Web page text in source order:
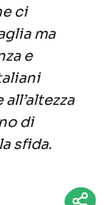
ci
ma
e
di
sfida.